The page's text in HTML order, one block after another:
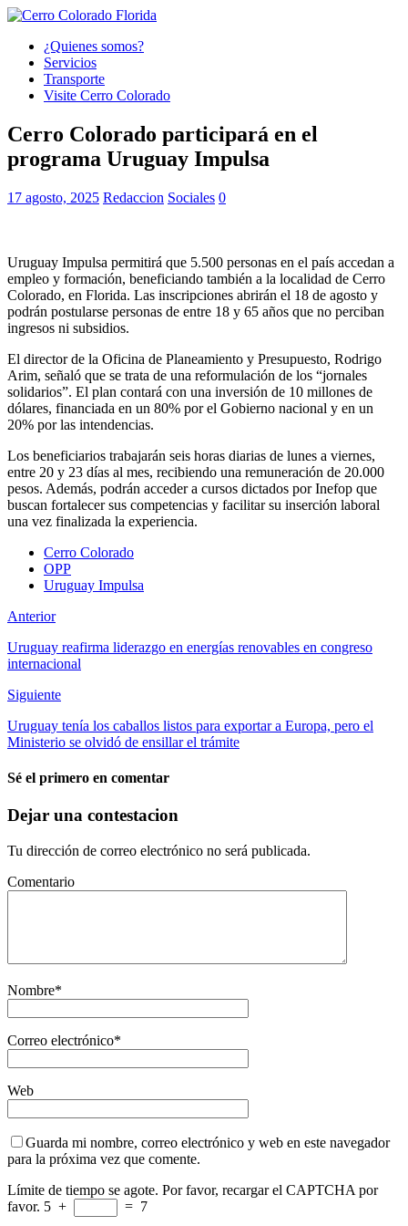
¿Quienes somos?
Servicios
Transporte
Visite Cerro Colorado
Cerro Colorado participará en el
programa Uruguay Impulsa
17 agosto, 2025 Redaccion Sociales 0
Uruguay Impulsa permitirá que 5.500 personas en el país accedan a
empleo y formación, beneficiando también a la localidad de Cerro
Colorado, en Florida. Las inscripciones abrirán el 18 de agosto y
podrán postularse personas de entre 18 y 65 años que no perciban
ingresos ni subsidios.
El director de la Oficina de Planeamiento y Presupuesto, Rodrigo
Arim, señaló que se trata de una reformulación de los “jornales
solidarios”. El plan contará con una inversión de 10 millones de
dólares, financiada en un 80% por el Gobierno nacional y en un
20% por las intendencias.
Los beneficiarios trabajarán seis horas diarias de lunes a viernes,
entre 20 y 23 días al mes, recibiendo una remuneración de 20.000
pesos. Además, podrán acceder a cursos dictados por Inefop que
buscan fortalecer sus competencias y facilitar su inserción laboral
una vez finalizada la experiencia.
Cerro Colorado
OPP
Uruguay Impulsa
Anterior
Uruguay reafirma liderazgo en energías renovables en congreso
internacional
Siguiente
Uruguay tenía los caballos listos para exportar a Europa, pero el
Ministerio se olvidó de ensillar el trámite
Sé el primero en comentar
Dejar una contestacion
Tu dirección de correo electrónico no será publicada.
Comentario
Nombre*
Correo electrónico*
Web
Guarda mi nombre, correo electrónico y web en este navegador
para la próxima vez que comente.
Límite de tiempo se agote. Por favor, recargar el CAPTCHA por
favor. 5 + = 7